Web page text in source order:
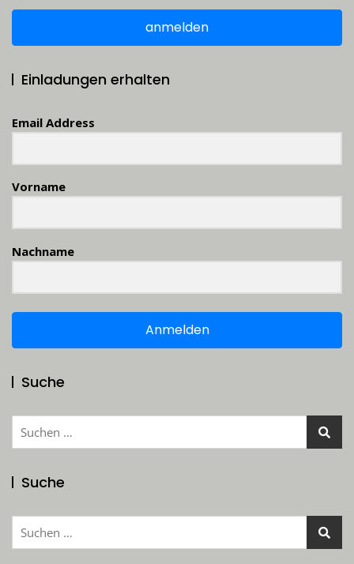
anmelden
Einladungen erhalten
Email Address
Vorname
Nachname
Anmelden
Suche
Suchen
Suche
Suchen